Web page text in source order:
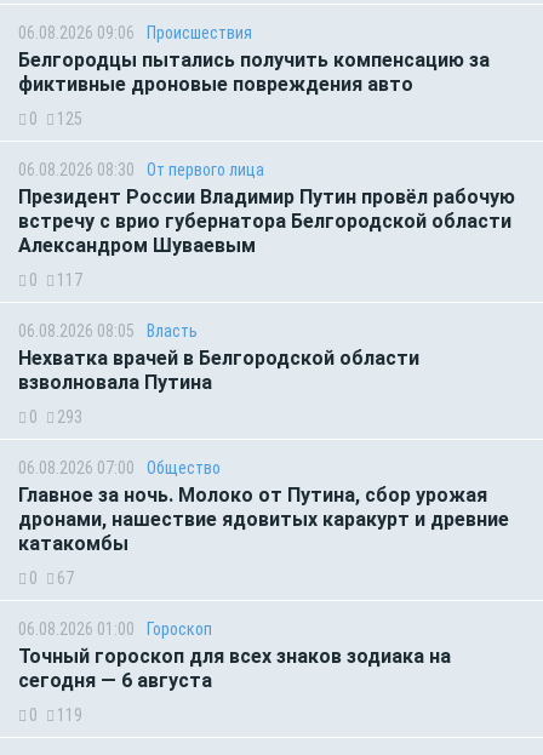
06.08.2026 09:06 Происшествия
Белгородцы пытались получить компенсацию за
фиктивные дроновые повреждения авто
0 125
06.08.2026 08:30 От первого лица
Президент России Владимир Путин провёл рабочую
встречу с врио губернатора Белгородской области
Александром Шуваевым
0 117
06.08.2026 08:05 Власть
Нехватка врачей в Белгородской области
взволновала Путина
0 293
06.08.2026 07:00 Общество
Главное за ночь. Молоко от Путина, сбор урожая
дронами, нашествие ядовитых каракурт и древние
катакомбы
0 67
06.08.2026 01:00 Гороскоп
Точный гороскоп для всех знаков зодиака на
сегодня — 6 августа
0 119